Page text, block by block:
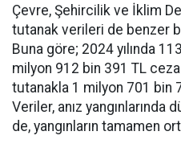
Çevre, Şehircilik ve İklim
tutanak verileri de benzer
Buna göre; 2024 yılında
milyon 912 bin 391 TL
tutanakla 1 milyon 701 bin
Veriler, anız yangınlarında
de, yangınların tamamen